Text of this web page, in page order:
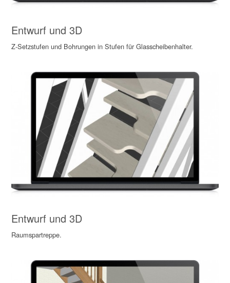
Entwurf und 3D
Z-Setzstufen und Bohrungen in Stufen für Glasscheibenhalter.
Entwurf und 3D
Raumspartreppe.